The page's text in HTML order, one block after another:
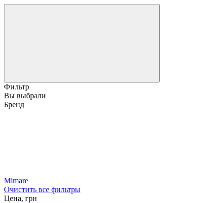
Фильтр
Вы выбрали
Бренд
Mimare
Очистить все фильтры
Цена, грн